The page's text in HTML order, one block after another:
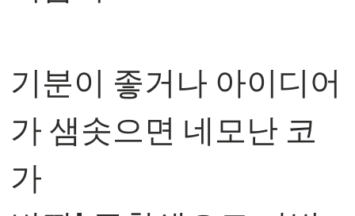
기분이 좋거나 아이디어
가 샘솟으면 네모난 코
가